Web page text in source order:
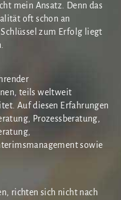
mein Ansatz. Denn das
oft schon an
zum Erfolg liegt
teils weltweit
Auf diesen Erfahrungen
Prozessberatung,
sowie
richten sich nicht nach